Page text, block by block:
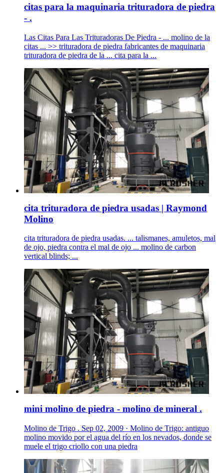
citas para la maquinaria trituradora de piedra
- .
Las Citas Para Las Trituradoras De Piedra - ... molino de la
citas ... >> trituradora de piedra fabricantes de maquinaria
trituradora de piedra de la ... cita para la ...
cita trituradora de piedra usadas | Raymond
Molino
cita trituradora de piedra usadas. ... talismanes, amuletos, mal
de ojo, piedra contra el mal de ojo ... molino de carbon
vertical blinds; ...
mini molino de piedra - molino de mineral .
Molino de Trigo . Sep 02, 2009 · Molino de Trigo: antiguo
molino movido por el agua del río en los nevados, donde se
muele el trigo criollo con una piedra